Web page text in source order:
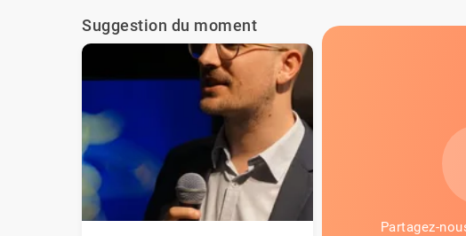
Suggestion du moment
Partagez-